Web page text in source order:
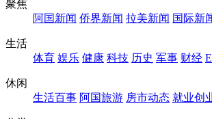
聚焦
阿国新闻 侨界新闻 拉美新闻 国际新
生活
体育 娱乐 健康 科技 历史 军事 财经
休闲
生活百事 阿国旅游 房市动态 就业创